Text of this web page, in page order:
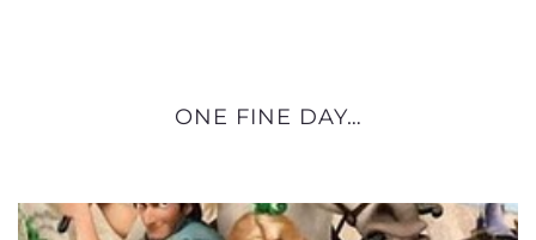
ONE FINE DAY…